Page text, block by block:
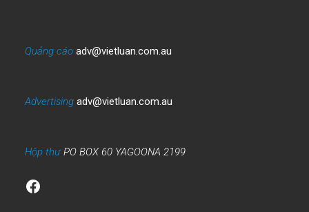
Quảng cáo adv@vietluan.com.au
Advertising adv@vietluan.com.au
Hộp thưPO BOX 60 YAGOONA 2199
Facebook